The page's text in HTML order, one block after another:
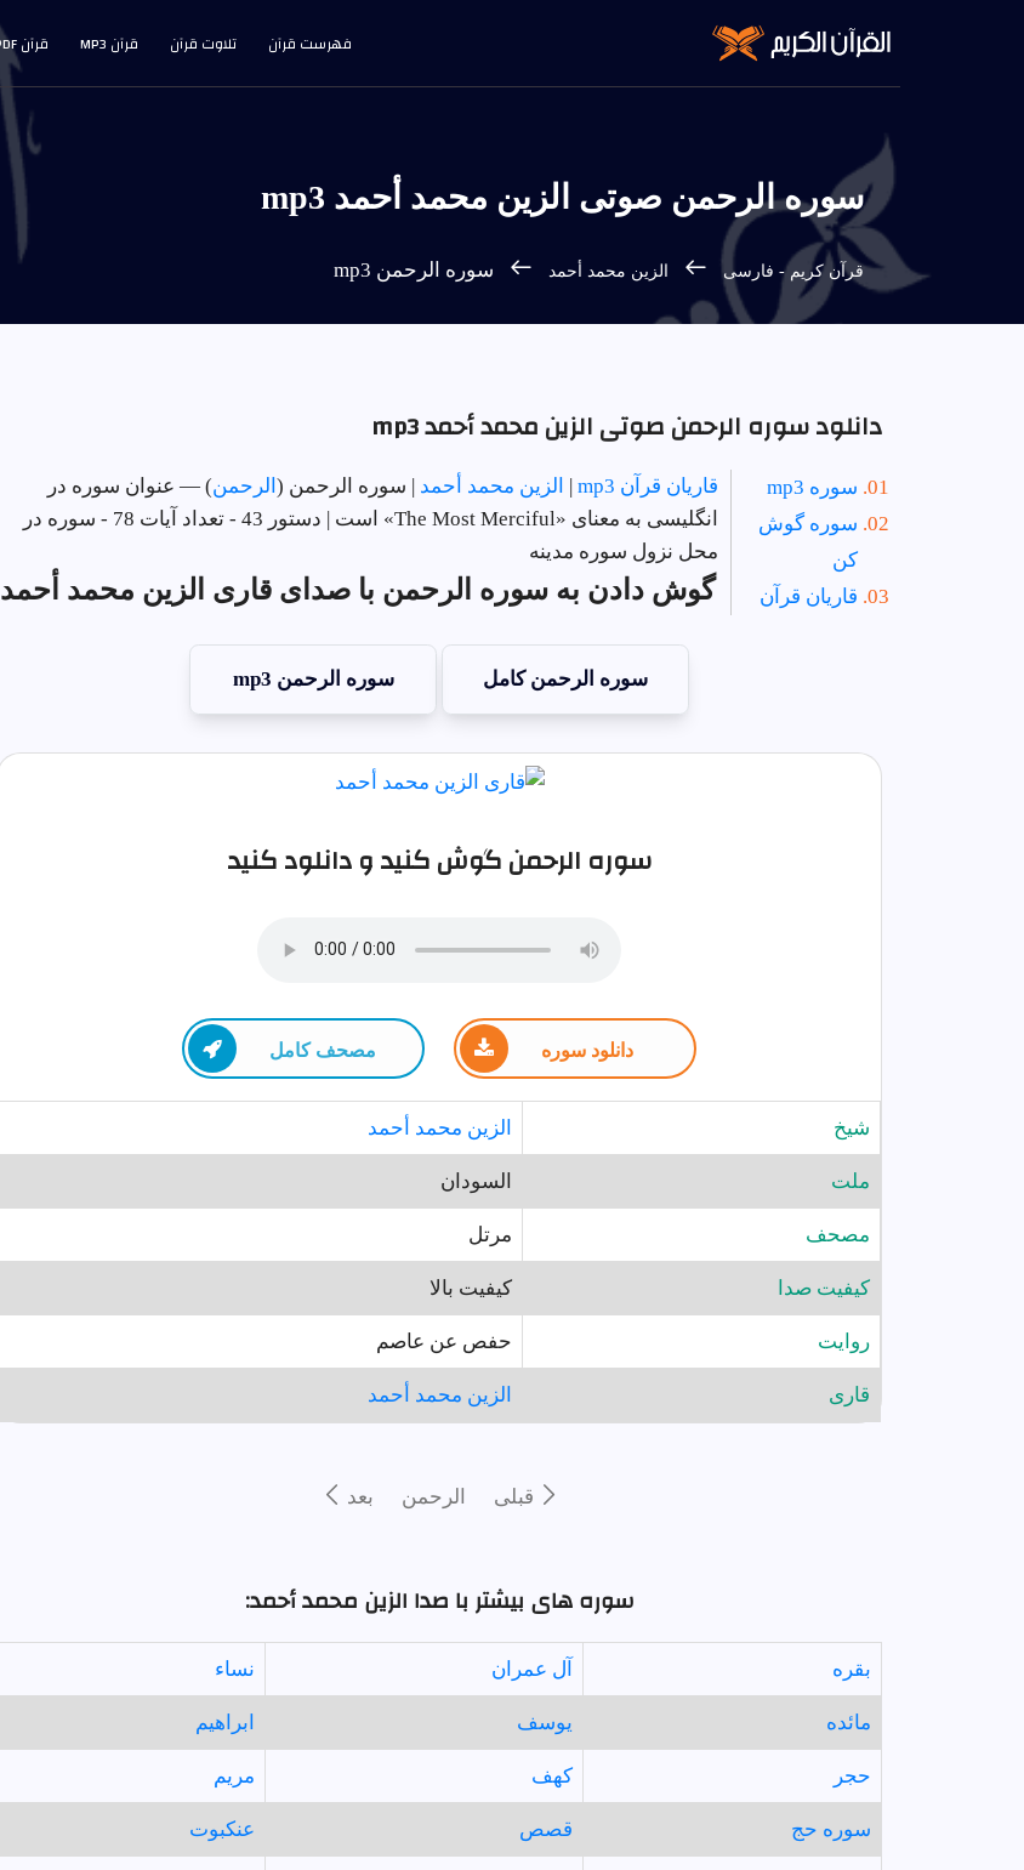
فهرست قرآن تلاوت قرآن قرآن MP3 قرآن PDF
سوره الرحمن صوتی الزين محمد أحمد mp3
قرآن كريم - فارسى الزين محمد أحمد سوره الرحمن mp3
دانلود سوره الرحمن صوتی الزين محمد أحمد mp3
سوره mp3
سوره گوش
کن
قاریان قرآن
قاریان قرآن mp3 | الزين محمد أحمد | سوره الرحمن ( الرحمن) — عنوان سوره در
انگلیسی به معنای «The Most Merciful» است | دستور 43 - تعداد آیات 78 - سوره در
محل نزول سوره مدینه
گوش دادن به سوره الرحمن با صدای قاری الزين محمد أحمد
سوره الرحمن کامل سوره الرحمن mp3
سوره الرحمن گوش کنید و دانلود کنید
دانلود سوره مصحف كامل
شيخ الزين محمد أحمد
ملت السودان
مصحف مرتل
کیفیت صدا کیفیت بالا
روايت حفص عن عاصم
قارى الزين محمد أحمد
قبلى الرحمن بعد
سوره های بیشتر با صدا الزين محمد أحمد:
بقره آل عمران نساء
مائده يوسف ابراهيم
حجر كهف مريم
سوره حج قصص عنكبوت